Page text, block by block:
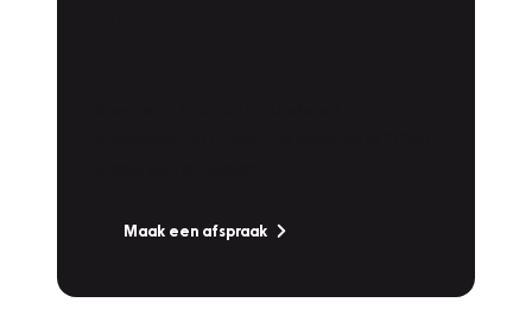
Maak een afspraak